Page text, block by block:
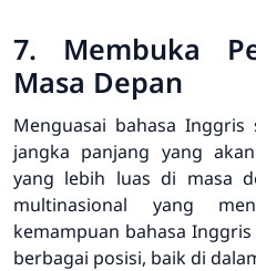
7. Membuka
Masa Depan
Menguasai bahasa
jangka panjang yang
yang lebih luas di masa
multinasional yang
kemampuan bahasa
berbagai posisi, baik di